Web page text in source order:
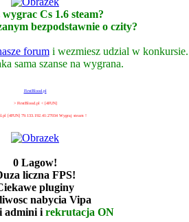
wygrac Cs 1.6 steam?
bezpodstawnie o czity?
forumi wezmiesz udzial w konkursie.
sama szanse na wygrana.
FirstBlood.pl
> FirstBlood.pl < [4FUN]
[4FUN] 79.133.192.41:27034 Wygraj steam !
0 Lagow!
liczna FPS!
pluginy
nabycia Vipa
admini irekrutacja ON